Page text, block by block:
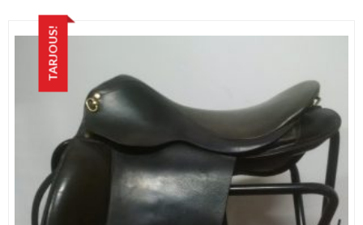
TARJOUS!